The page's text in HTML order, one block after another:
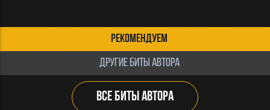
РЕКОМЕНДУЕМ
ДРУГИЕ БИТЫ АВТОРА
ВСЕ БИТЫ АВТОРА